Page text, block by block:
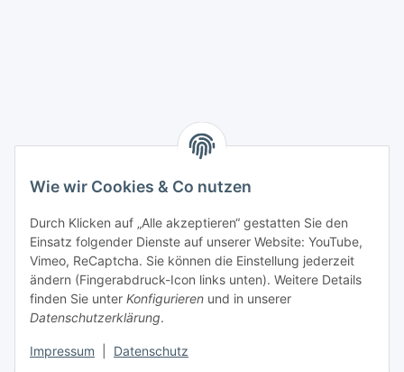
Wie wir Cookies & Co nutzen
Durch Klicken auf „Alle akzeptieren“ gestatten Sie den
Einsatz folgender Dienste auf unserer Website: YouTube,
Vimeo, ReCaptcha. Sie können die Einstellung jederzeit
ändern (Fingerabdruck-Icon links unten). Weitere Details
finden Sie unter Konfigurieren und in unserer
Datenschutzerklärung.
Impressum Datenschutz
Kunden Info